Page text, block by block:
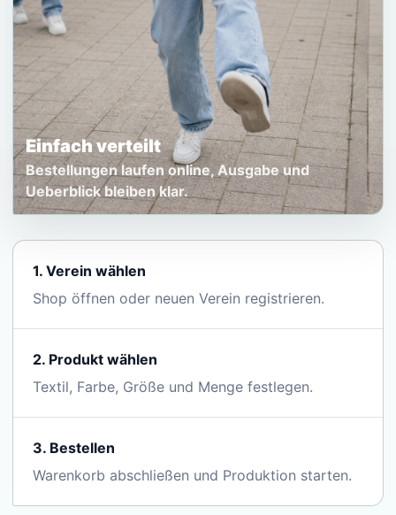
Einfach verteilt
Bestellungen laufen online, Ausgabe und
Ueberblick bleiben klar.
1. Verein wählen
Shop öffnen oder neuen Verein registrieren.
2. Produkt wählen
Textil, Farbe, Größe und Menge festlegen.
3. Bestellen
Warenkorb abschließen und Produktion starten.